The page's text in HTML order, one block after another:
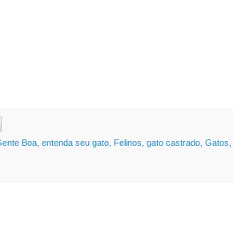
Boa entenda seu gato Felinos gato castrado Gatos